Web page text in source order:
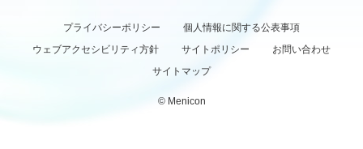
プライバシーポリシー
個人情報に関する公表事項
ウェブアクセシビリティ方針
サイトポリシー
お問い合わせ
サイトマップ
© Menicon